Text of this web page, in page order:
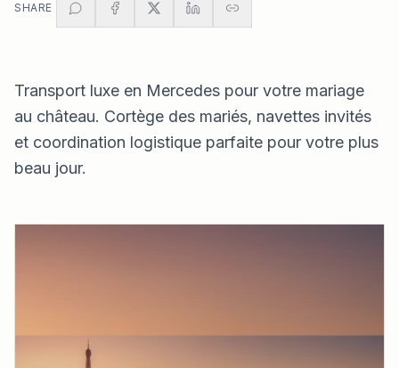
SHARE
Transport luxe en Mercedes pour votre mariage
au château. Cortège des mariés, navettes invités
et coordination logistique parfaite pour votre plus
beau jour.